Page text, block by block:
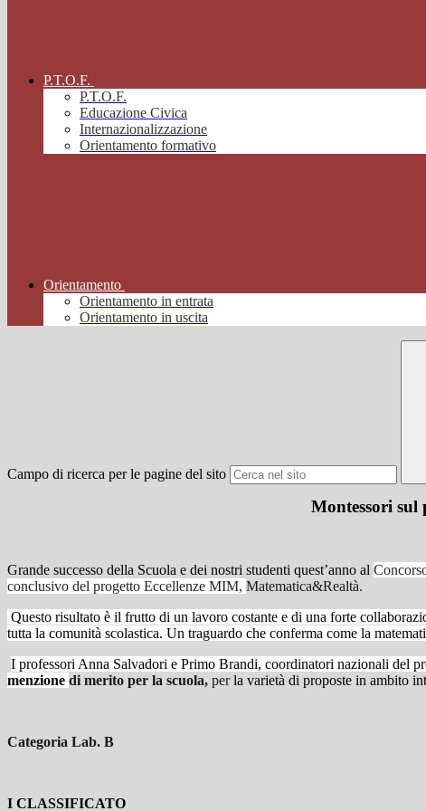
P.T.O.F.
P.T.O.F.
Educazione Civica
Internazionalizzazione
Orientamento formativo
Orientamento
Orientamento in entrata
Orientamento in uscita
Campo di ricerca per le pagine del sito
Montessori sul
Grande successo della Scuola e dei nostri studenti quest’anno al
conclusivo del progetto Eccellenze MIM, Matematica&Realtà.
Questo risultato è il frutto di un lavoro costante e di una forte
tutta la comunità scolastica. Un traguardo che conferma come la
I professori Anna Salvadori e Primo Brandi, coordinatori nazionali del
menzione di merito per la scuola, per la varietà di proposte in ambito
Categoria Lab. B
I CLASSIFICATO